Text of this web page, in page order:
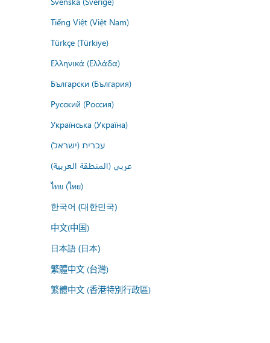
Tiếng Việt (Việt Nam)
Türkçe (Türkiye)
Ελληνικά (Ελλάδα)
Български (България)
Русский (Россия)
Українська (Україна)
עברית (ישראל)
عربي (المنطقة العربية)
ไทย (ไทย)
한국어 (대한민국)
中文(中国)
日本語 (日本)
繁體中文 (台灣)
繁體中文 (香港特別行政區)